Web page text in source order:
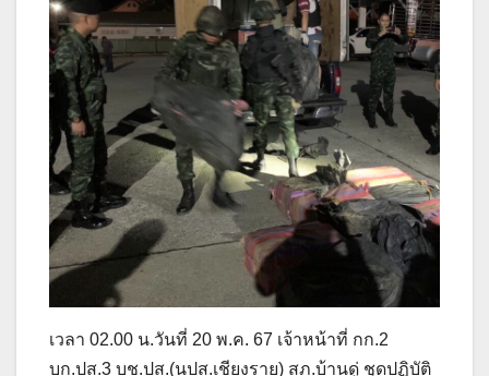
เวลา 02.00 น.วันที่ 20 พ.ค. 67 เจ้าหน้าที่ กก.2
บก.ปส.3 บช.ปส.(นปส.เชียงราย) สภ.บ้านดู่ ชุดปฏิบัติ